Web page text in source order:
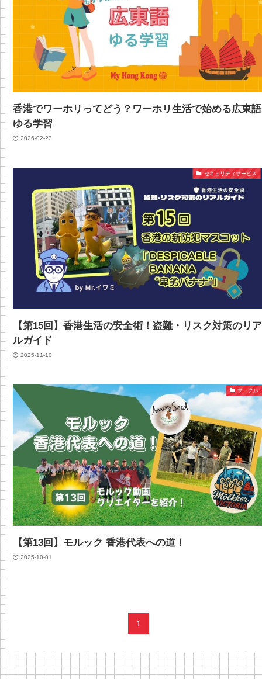
香港でワーホリってどう？ワーホリ生活で始める広東語
ゆる学習
2026-02-23
セキュリティサービス
【第15回】香港生活の安全術！盗難・リスク対策のリア
ルガイド
2025-11-10
サークル
【第13回】モルック 香港代表への道！
2025-10-01
1